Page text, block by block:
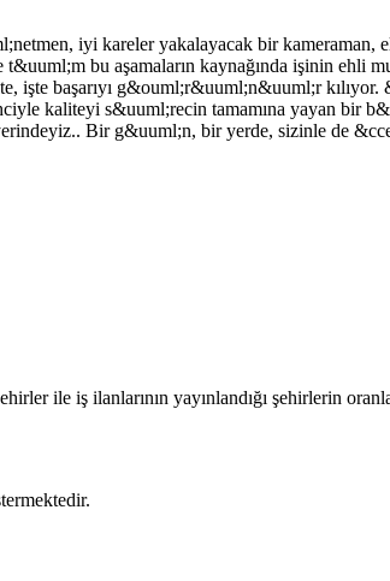
iyi kareler yakalayacak bir
bu aşamaların kaynağında işinin ehli
başarıyı g&ouml;r&uuml;n&uuml;r kılıyor.
kaliteyi s&uuml;recin tamamına yayan bir
Bir g&uuml;n, bir yerde, sizinle de
ile iş ilanlarının yayınlandığı şehirlerin